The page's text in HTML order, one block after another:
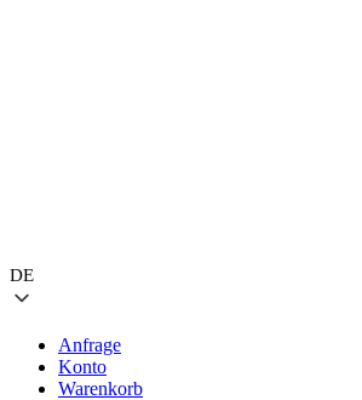
DE
Anfrage
Konto
Warenkorb